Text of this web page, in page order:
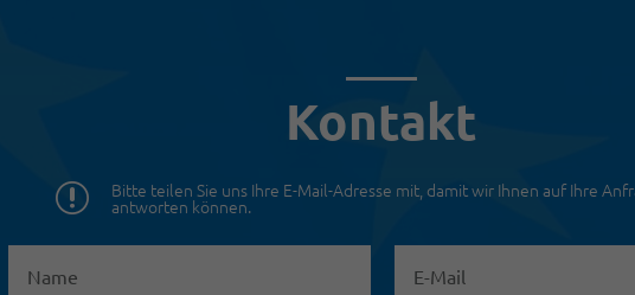
Kontakt
r Bitte teilen Sie uns Ihre E-Mail-Adresse mit, damit wir Ihnen auf Ihre
antworten können.